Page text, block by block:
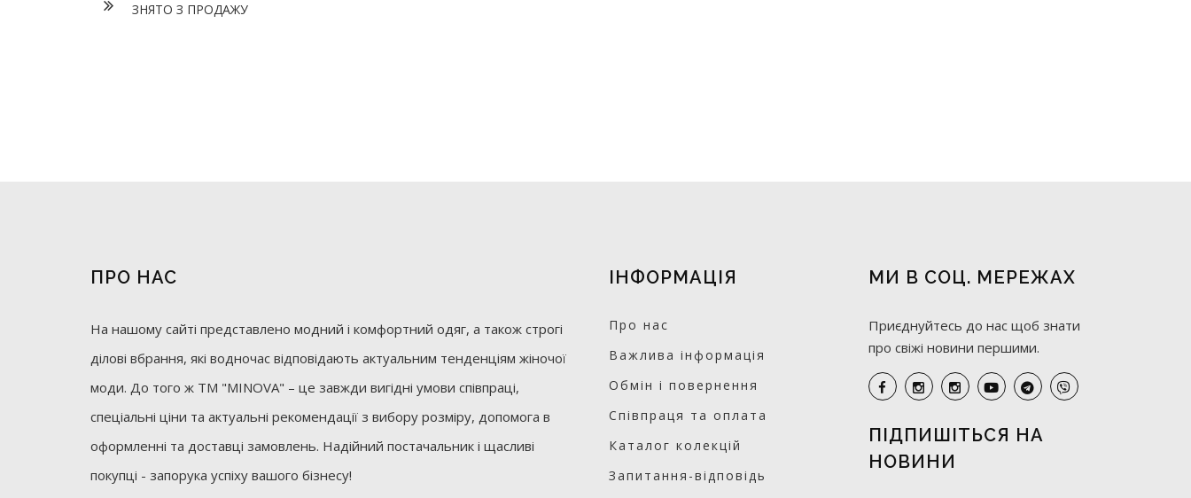
ЗНЯТО З ПРОДАЖУ
ПРО НАС
На нашому сайті представлено модний і комфортний одяг, а також строгі
ділові вбрання, які водночас відповідають актуальним тенденціям жіночої
моди. До того ж ТМ "MINOVA" – це завжди вигідні умови співпраці,
спеціальні ціни та актуальні рекомендації з вибору розміру, допомога в
оформленні та доставці замовлень. Надійний постачальник і щасливі
покупці - запорука успіху вашого бізнесу!
ІНФОРМАЦІЯ
Про нас
Важлива інформація
Обмін і повернення
Співпраця та оплата
Каталог колекцій
Запитання-відповідь
МИ В СОЦ. МЕРЕЖАХ
Приєднуйтесь до нас щоб знати
про свіжі новини першими.
ПІДПИШІТЬСЯ НА
НОВИНИ